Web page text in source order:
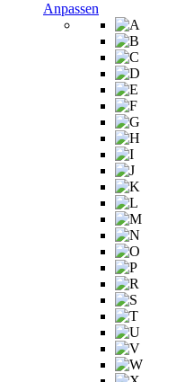
Anpassen
Produkt
weist
mehrere
Varianten
auf.
Die
Optionen
können
auf
der
Produktseite
gewählt
werden